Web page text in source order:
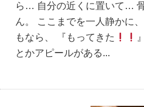
ら… 自分の近くに置いて…
ん。 ここまでを一人静かに
もなら、 『もってきた
とかアピールがある...